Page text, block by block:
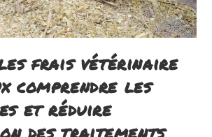
frais vétérinaire
comprendre les
et réduire